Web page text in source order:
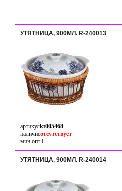
УТЯТНИЦА, 900МЛ. R-240013
артикулkt005468
наличиеотсутствует
мин опт.1
УТЯТНИЦА, 900МЛ. R-240014